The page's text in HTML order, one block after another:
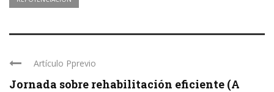
Artículo Pprevio
Jornada sobre rehabilitación eficiente (A